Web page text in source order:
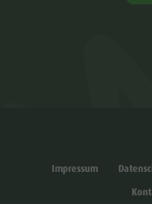
Impressum